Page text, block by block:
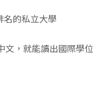
的私立大學
文，就能讀出國際學